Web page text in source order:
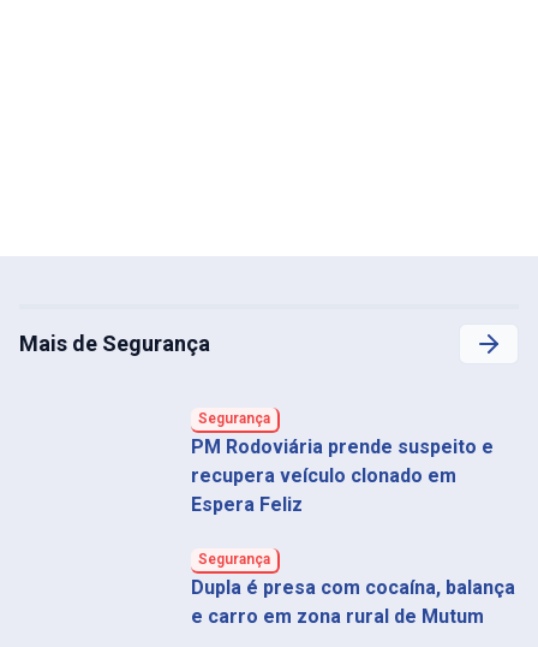
Mais de Segurança
Segurança
PM Rodoviária prende suspeito e
recupera veículo clonado em
Espera Feliz
Segurança
Dupla é presa com cocaína, balança
e carro em zona rural de Mutum